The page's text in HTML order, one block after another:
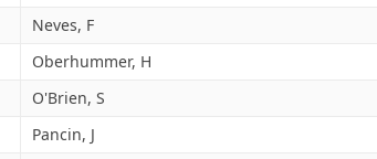
Neves, F
Oberhummer, H
O'Brien, S
Pancin, J